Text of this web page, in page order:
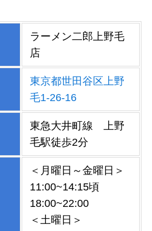
ラーメン二郎上野毛
店
東京都世田谷区上野
毛1-26-16
東急大井町線 上野
毛駅徒歩2分
＜月曜日～金曜日＞
11:00~14:15頃
18:00~22:00
＜土曜日＞